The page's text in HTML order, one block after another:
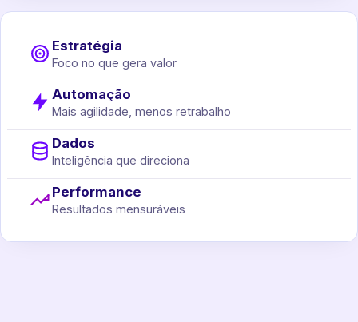
Estratégia
Foco no que gera valor
Automação
Mais agilidade, menos retrabalho
Dados
Inteligência que direciona
Performance
Resultados mensuráveis